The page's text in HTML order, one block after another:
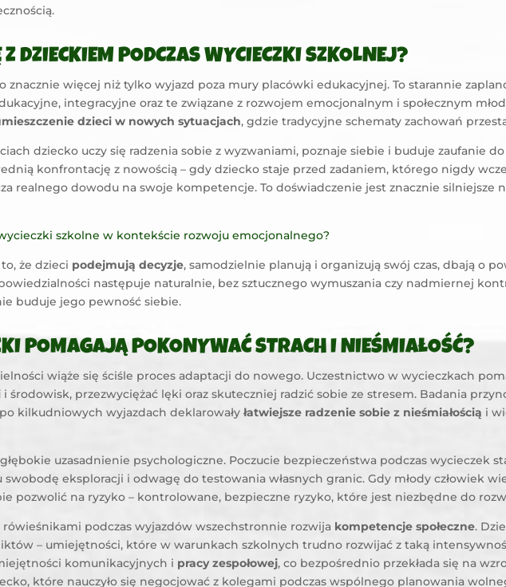
Z DZIECKIEM PODCZAS WYCIECZKI SZKOLNEJ?
znacznie więcej niż tylko wyjazd poza mury placówki edukacyjnej. To starannie
integracyjne oraz te związane z rozwojem emocjonalnym i społecznym
dzieci w nowych sytuacjach, gdzie tradycyjne schematy zachowań
dziecko uczy się radzenia sobie z wyzwaniami, poznaje siebie i buduje zaufanie
konfrontację z nowością – gdy dziecko staje przed zadaniem, którego nigdy
realnego dowodu na swoje kompetencje. To doświadczenie jest znacznie silniejsze
szkolne w kontekście rozwoju emocjonalnego?
że dzieci podejmują decyzje, samodzielnie planują i organizują swój czas, dbają o
następuje naturalnie, bez sztucznego wymuszania czy nadmiernej
buduje jego pewność siebie.
POMAGAJĄ POKONYWAĆ STRACH I NIEŚMIAŁOŚĆ?
wiąże się ściśle proces adaptacji do nowego. Uczestnictwo w wycieczkach
i środowisk, przezwyciężać lęki oraz skuteczniej radzić sobie ze stresem. Badania
kilkudniowych wyjazdach deklarowały łatwiejsze radzenie sobie z nieśmiałością i
uzasadnienie psychologiczne. Poczucie bezpieczeństwa podczas wycieczek
swobodę eksploracji i odwagę do testowania własnych granic. Gdy młody człowiek
pozwolić na ryzyko – kontrolowane, bezpieczne ryzyko, które jest niezbędne do
podczas wyjazdów wszechstronnie rozwija kompetencje społeczne.
– umiejętności, które w warunkach szkolnych trudno rozwijać z taką
komunikacyjnych i pracy zespołowej, co bezpośrednio przekłada się na
które nauczyło się negocjować z kolegami podczas wspólnego planowania